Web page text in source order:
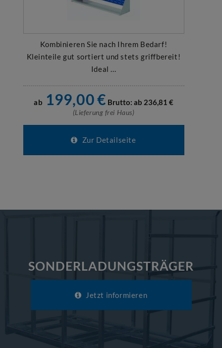
Kombinieren Sie nach Ihrem Bedarf!
Kleinteile gut sortiert und stets griffbereit!
Ideal ...
ab 199,00€ Brutto: ab 236,81 €
(Lieferung frei Haus)
Zur Detailseite
SONDERLADUNGSTRÄGER
Jetzt informieren